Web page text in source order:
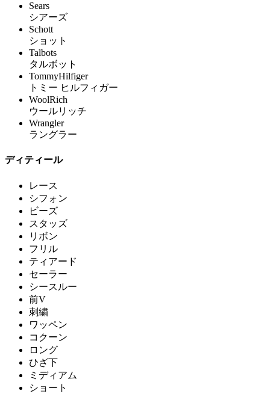
Sears
シアーズ
Schott
ショット
Talbots
タルボット
TommyHilfiger
トミー ヒルフィガー
WoolRich
ウールリッチ
Wrangler
ラングラー
ディティール
レース
シフォン
ビーズ
スタッズ
リボン
フリル
ティアード
セーラー
シースルー
前V
刺繍
ワッペン
コクーン
ロング
ひざ下
ミディアム
ショート